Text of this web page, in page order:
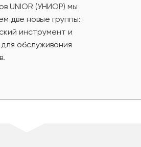
UNIOR (УНИОР) мы
две новые группы:
инструмент и
обслуживания